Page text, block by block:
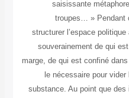
saisissante
troupes… » Pendant
structurer l’espace
souverainement de qui
marge, de qui est confiné
le nécessaire pour vider
substance. Au point que